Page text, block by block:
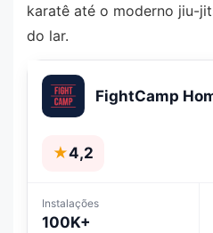
karatê até o moderno jiu-
do lar.
★4,2
Instalações
100K+